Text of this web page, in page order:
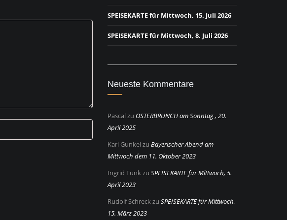
SPEISEKARTE für Mittwoch, 15. Juli 2026
SPEISEKARTE für Mittwoch, 8. Juli 2026
Neueste Kommentare
Pascal zu OSTERBRUNCH am Sonntag , 20.
April 2025
Karl Gunkel zu Bayerischer Abend am
Mittwoch dem 11. Oktober 2023
Ingrid Funkzu SPEISEKARTE für Mittwoch, 5.
April 2023
Rudolf Schreckzu SPEISEKARTE für Mittwoch,
15. März 2023